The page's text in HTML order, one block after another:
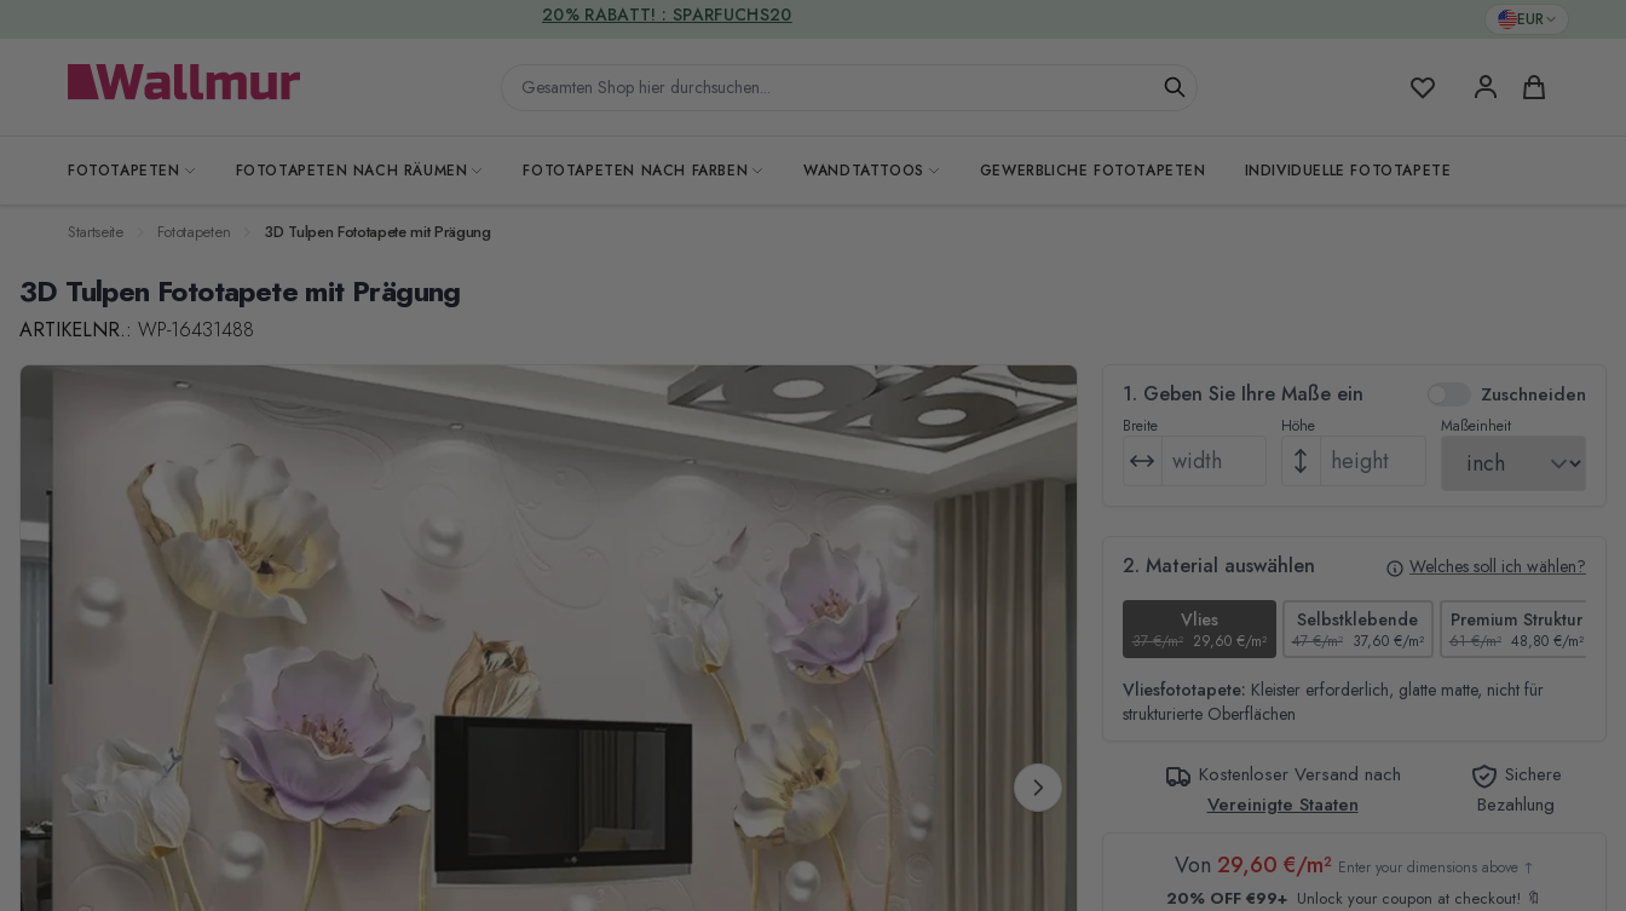
EUR
Gesamten Shop hier durchsuchen... Meine FavoritenWarenkorb
FOTOTAPETEN FOTOTAPETEN NACH RÄUMEN FOTOTAPETEN NACH FARBEN WANDTATTOOS GEWERBLICHE FOTOTAPETEN INDIVIDUELLE FOTOTAPETE
VERSANDKOSTENFREI
Startseite Fototapeten 3D Tulpen Fototapete mit Prägung
3D Tulpen Fototapete mit Prägung
ARTIKELNR.: WP-16431488
1. Geben Sie Ihre Maße ein Zuschneiden
Breite Höhe Maßeinheit
2. Material auswählen Welches soll ich wählen?
Vlies
37 €/m² 29,60 €/m²
Selbstklebende
47 €/m² 37,60 €/m²
Premium Struktur
61 €/m² 48,80 €/m²
Vliesfototapete: Kleister erforderlich, glatte matte, nicht für
strukturierte Oberflächen
Kostenloser Versand nach
Vereinigte Staaten
Sichere
Bezahlung
Von 29,60 €/m² Enter your dimensions above ↑
20% OFF €99+ Unlock your coupon at checkout! 🔖